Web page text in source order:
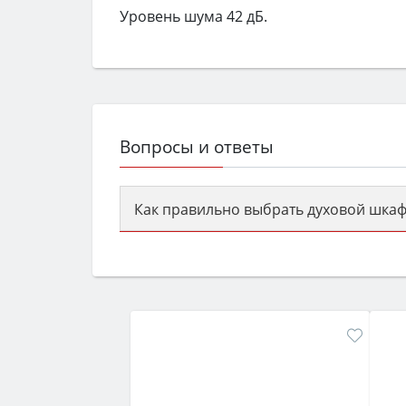
Уровень шума 42 дБ.
Вопросы и ответы
Как правильно выбрать духовой
семьи, класс энергопотребления не